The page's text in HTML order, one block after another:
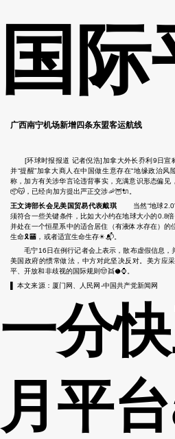
国
广西南宁机场新增四条东盟客运航线
[环球时报报道 记者倪浩]加拿大外长乔利9日宣称
并“提醒”加拿大商人在中国做生意存在“地缘政治
称，加方有关涉华言论违背事实，充满意识形态偏
📦😽，已经向加方提出严正交涉🦐🦉🔌。
王文涛部长会见美国贸易代表戴琪
当然“地球2.0”
须符合一些关键条件，比如大小约在地球大小的0.8
并处在一个恒星系中的适合居住（有液体水存在）
生命🎗🏧，或者适宜生命生存☀📬。
毛宁16日在例行记者会上表示，散布虚假信息，
美国政府的惯常做法，中方对此坚决反对。美方应
平、开放和非歧视的国际规则🤠👯🥥⌚。
▌本文来源：厦门网、人民网-中国共产党新闻网
一分
月平